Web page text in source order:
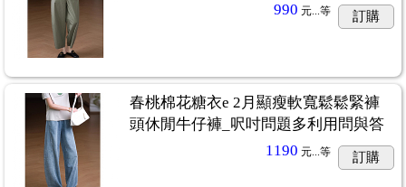
990 元...等 訂購
春桃棉花糖衣e 2月顯瘦軟寬鬆鬆緊褲
頭休閒牛仔褲_呎吋問題多利用問與答
1190 元...等 訂購